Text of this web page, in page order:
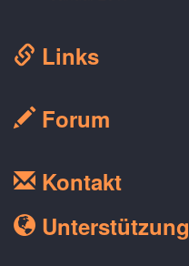
Links
Forum
Kontakt
Unterstützung